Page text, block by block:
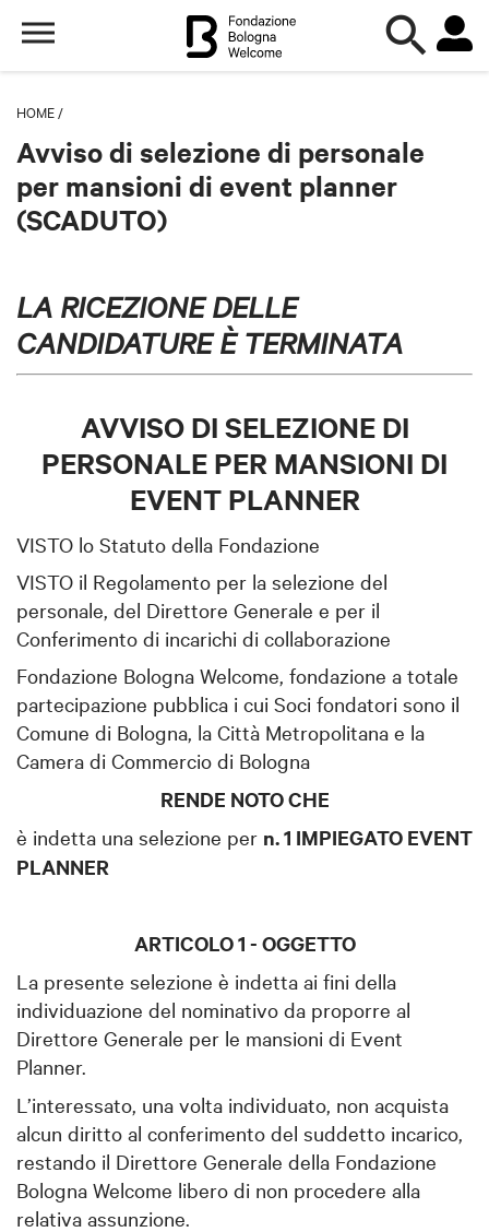
HOME /
Avviso di selezione di personale
per mansioni di event planner
(SCADUTO)
LA RICEZIONE DELLE
CANDIDATURE È TERMINATA
AVVISO DI SELEZIONE DI
PERSONALE PER MANSIONI DI
EVENT PLANNER
VISTO lo Statuto della Fondazione
VISTO il Regolamento per la selezione del
personale, del Direttore Generale e per il
Conferimento di incarichi di collaborazione
Fondazione Bologna Welcome, fondazione a totale
partecipazione pubblica i cui Soci fondatori sono il
Comune di Bologna, la Città Metropolitana e la
Camera di Commercio di Bologna
RENDE NOTO CHE
è indetta una selezione per n. 1 IMPIEGATO EVENT
PLANNER
ARTICOLO 1 - OGGETTO
La presente selezione è indetta ai fini della
individuazione del nominativo da proporre al
Direttore Generale per le mansioni di Event
Planner.
L’interessato, una volta individuato, non acquista
alcun diritto al conferimento del suddetto incarico,
restando il Direttore Generale della Fondazione
Bologna Welcome libero di non procedere alla
relativa assunzione.